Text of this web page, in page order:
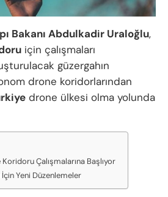
Bakanı Abdulkadir Uraloğlu,
için çalışmaları
güzergahın
drone koridorlarından
drone ülkesi olma yolunda
Çalışmalarına Başlıyor
İçin Yeni Düzenlemeler